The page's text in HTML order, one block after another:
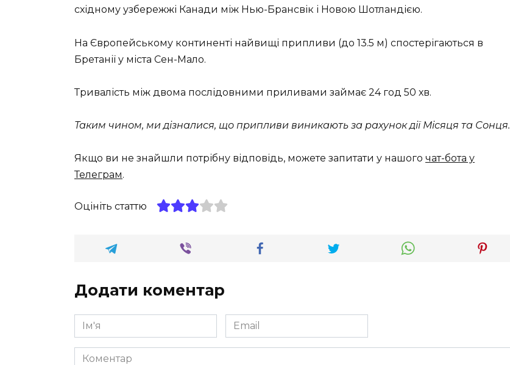
східному узбережжі Канади між Нью-Брансвік і Новою Шотландією.
На Європейському континенті найвищі припливи (до 13.5 м) спостерігаються в
Бретанії у міста Сен-Мало.
Тривалість між двома послідовними приливами займає 24 год 50 хв.
Таким чином, ми дізналися, що припливи виникають за рахунок дії Місяця та Сонця.
Якщо ви не знайшли потрібну відповідь, можете запитати у нашого чат-бота у
Телеграм.
Оцініть статтю
Додати коментар
Ім'я
*
Email
*
Коментар